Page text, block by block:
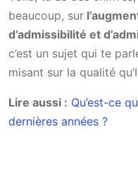
beaucoup, sur
d’admissibilité et
c’est un sujet qui te
misant sur la qualité
Lire aussi : Qu’est-ce
dernières années ?